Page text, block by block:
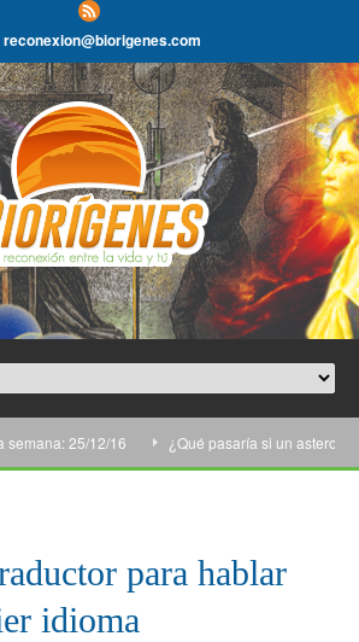
reconexion@biorigenes.com
25/12/16 ¿Qué pasaría si un asteroide
para hablar
idioma